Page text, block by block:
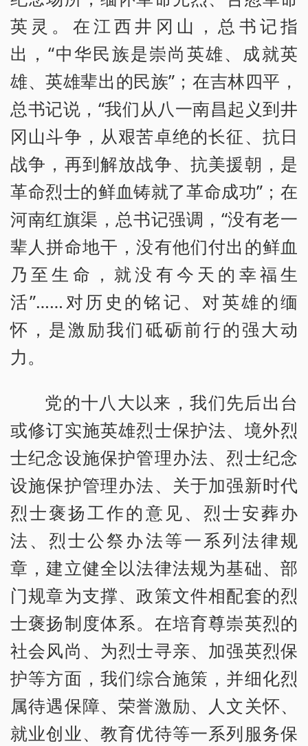
英灵。在江西井冈山，总书记指
出，“中华民族是崇尚英雄、成就英
雄、英雄辈出的民族”；在吉林四平，
总书记说，“我们从八一南昌起义到井
冈山斗争，从艰苦卓绝的长征、抗日
战争，再到解放战争、抗美援朝，是
革命烈士的鲜血铸就了革命成功”；在
河南红旗渠，总书记强调，“没有老一
辈人拼命地干，没有他们付出的鲜血
乃至生命，就没有今天的幸福生
活”……对历史的铭记、对英雄的缅
怀，是激励我们砥砺前行的强大动
力。
党的十八大以来，我们先后出台
或修订实施英雄烈士保护法、境外烈
士纪念设施保护管理办法、烈士纪念
设施保护管理办法、关于加强新时代
烈士褒扬工作的意见、烈士安葬办
法、烈士公祭办法等一系列法律规
章，建立健全以法律法规为基础、部
门规章为支撑、政策文件相配套的烈
士褒扬制度体系。在培育尊崇英烈的
社会风尚、为烈士寻亲、加强英烈保
护等方面，我们综合施策，并细化烈
属待遇保障、荣誉激励、人文关怀、
就业创业、教育优待等一系列服务保